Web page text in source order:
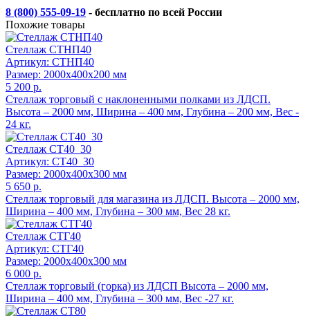
8 (800) 555-09-19 - бесплатно по всей России
Похожие товары
Стеллаж СТНП40
Артикул: СТНП40
Размер: 2000x400x200 мм
5 200 р.
Стеллаж торговый с наклоненными полками из ЛДСП.
Высота – 2000 мм, Ширина – 400 мм, Глубина – 200 мм, Вес -
24 кг.
Стеллаж СТ40_30
Артикул: СТ40_30
Размер: 2000x400x300 мм
5 650 р.
Стеллаж торговый для магазина из ЛДСП. Высота – 2000 мм,
Ширина – 400 мм, Глубина – 300 мм, Вес 28 кг.
Стеллаж СТГ40
Артикул: СТГ40
Размер: 2000x400x300 мм
6 000 р.
Стеллаж торговый (горка) из ЛДСП Высота – 2000 мм,
Ширина – 400 мм, Глубина – 300 мм, Вес -27 кг.